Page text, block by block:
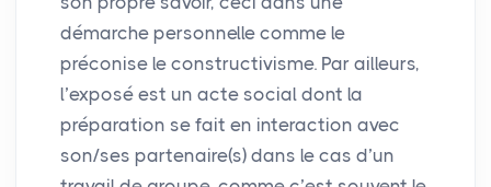
démarche personnelle comme le
préconise le constructivisme. Par ailleurs,
l’exposé est un acte social dont la
préparation se fait en interaction avec
son/ses partenaire(s) dans le cas d’un